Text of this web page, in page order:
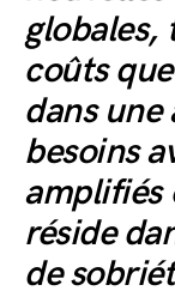
globales,
coûts
dans une
besoins
amplifiés
réside
de